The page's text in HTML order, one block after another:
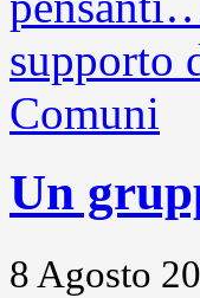
Un
8 Agosto